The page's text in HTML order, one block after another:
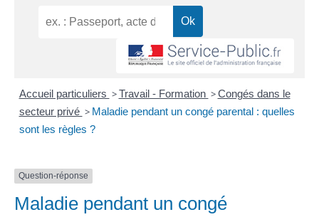
Accueil particuliers > Travail - Formation > Congés dans le
secteur privé > Maladie pendant un congé parental : quelles
sont les règles ?
Question-réponse
Maladie pendant un congé